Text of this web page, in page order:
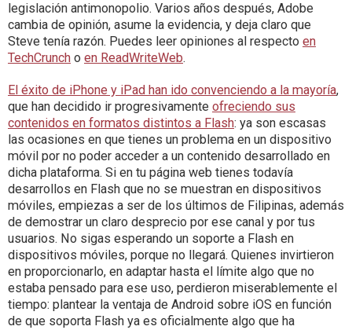
legislación antimonopolio. Varios años después, Adobe
cambia de opinión, asume la evidencia, y deja claro que
Steve tenía razón. Puedes leer opiniones al respecto en
TechCrunch o en ReadWriteWeb.
El éxito de iPhone y iPad han ido convenciendo a la mayoría,
que han decidido ir progresivamente ofreciendo sus
contenidos en formatos distintos a Flash: ya son escasas
las ocasiones en que tienes un problema en un dispositivo
móvil por no poder acceder a un contenido desarrollado en
dicha plataforma. Si en tu página web tienes todavía
desarrollos en Flash que no se muestran en dispositivos
móviles, empiezas a ser de los últimos de Filipinas, además
de demostrar un claro desprecio por ese canal y por tus
usuarios. No sigas esperando un soporte a Flash en
dispositivos móviles, porque no llegará. Quienes invirtieron
en proporcionarlo, en adaptar hasta el límite algo que no
estaba pensado para ese uso, perdieron miserablemente el
tiempo: plantear la ventaja de Android sobre iOS en función
de que soporta Flash ya es oficialmente algo que ha